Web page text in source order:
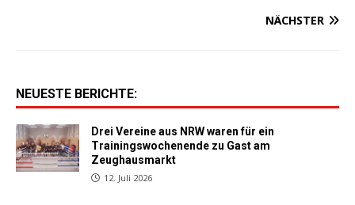
NÄCHSTER
NEUESTE BERICHTE:
Drei Vereine aus NRW waren für ein
Trainingswochenende zu Gast am
Zeughausmarkt
12. Juli 2026